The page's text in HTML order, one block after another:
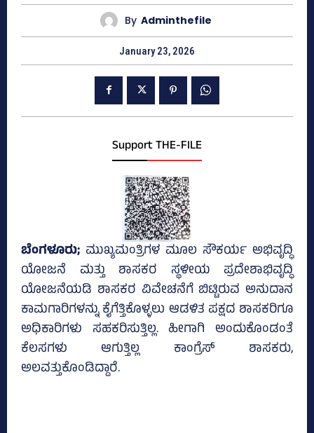
By Adminthefile
January 23, 2026
Support THE-FILE
ಬೆಂಗಳೂರು; ಮುಖ್ಯಮಂತ್ರಿಗಳ ಮೂಲ ಸೌಕರ್ಯ ಅಭಿವೃದ್ಧಿ
ಯೋಜನೆ ಮತ್ತು ಶಾಸಕರ ಸ್ಥಳೀಯ ಪ್ರದೇಶಾಭಿವೃದ್ಧಿ
ಯೋಜನೆಯಡಿ ಶಾಸಕರ ವಿವೇಚನೆಗೆ ಬಿಟ್ಟಿರುವ ಅನುದಾನ
ಕಾಮಗಾರಿಗಳನ್ನು ಕೈಗೆತ್ತಿಕೊಳ್ಳಲು ಆಡಳಿತ ಪಕ್ಷದ ಶಾಸಕರಿಗೂ
ಅಧಿಕಾರಿಗಳು ಸಹಕರಿಸುತ್ತಿಲ್ಲ. ಹೀಗಾಗಿ ಅಂದುಕೊಂಡಂತೆ
ಕೆಲಸಗಳು ಆಗುತ್ತಿಲ್ಲ ಕಾಂಗ್ರೆಸ್‌ ಶಾಸಕರು,
ಅಲವತ್ತುಕೊಂಡಿದ್ದಾರೆ.